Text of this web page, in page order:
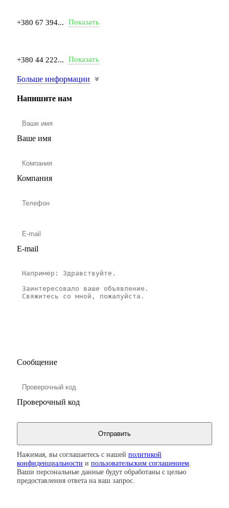
+380 67 394... Показать
+380 44 222... Показать
Больше информации
Напишите нам
Ваше имя
Компания
E-mail
Сообщение
Проверочный код
Нажимая, вы соглашаетесь с нашей политикой
конфиденциальности и пользовательским соглашением
Ваши персональные данные будут обработаны с целью
предоставления ответа на ваш запрос.